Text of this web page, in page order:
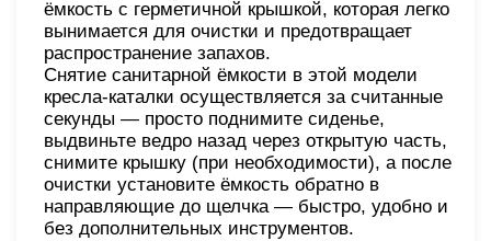
ёмкость с герметичной крышкой, которая легко
вынимается для очистки и предотвращает
распространение запахов.
Снятие санитарной ёмкости в этой модели
кресла-каталки осуществляется за считанные
секунды — просто поднимите сиденье,
выдвиньте ведро назад через открытую часть,
снимите крышку (при необходимости), а после
очистки установите ёмкость обратно в
направляющие до щелчка — быстро, удобно и
без дополнительных инструментов.